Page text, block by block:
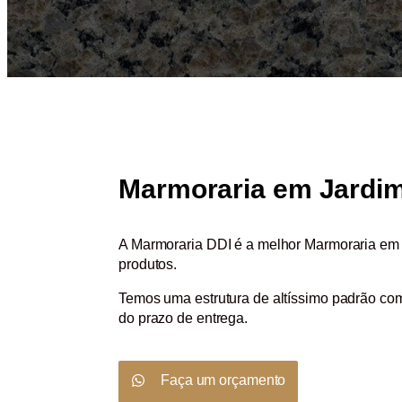
Marmoraria em
A Marmoraria DDI é a melhor Marmoraria
produtos.
Temos uma estrutura de altíssimo padrão
do prazo de entrega.
Faça um orçamento